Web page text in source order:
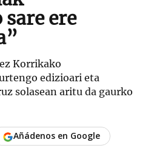
ere
Korrikako
edizioari eta
solasean aritu da gaurko
Añádenos en Google